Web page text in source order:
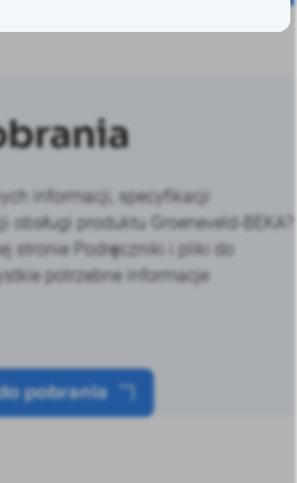
informacji, specyfikacji
produktu Groeneveld-BEKA?
stronie Podręczniki i pliki do
potrzebne informacje
pobrania